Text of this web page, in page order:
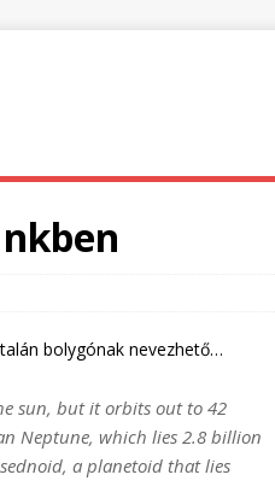
bolygónak nevezhető…
sun, but it orbits out to 42
Neptune, which lies 2.8 billion
a planetoid that lies